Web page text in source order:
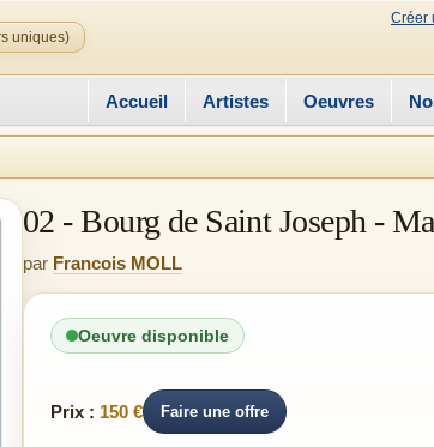
Créer
uniques)
Accueil Artistes Oeuvres
02 - Bourg de Saint Joseph -
par Francois MOLL
Oeuvre disponible
Prix : 150 € Faire une offre